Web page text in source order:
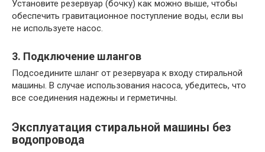
Установите резервуар (бочку) как можно выше, чтобы
обеспечить гравитационное поступление воды, если вы
не используете насос.
3. Подключение шлангов
Подсоедините шланг от резервуара к входу стиральной
машины. В случае использования насоса, убедитесь, что
все соединения надежны и герметичны.
Эксплуатация стиральной машины без
водопровода